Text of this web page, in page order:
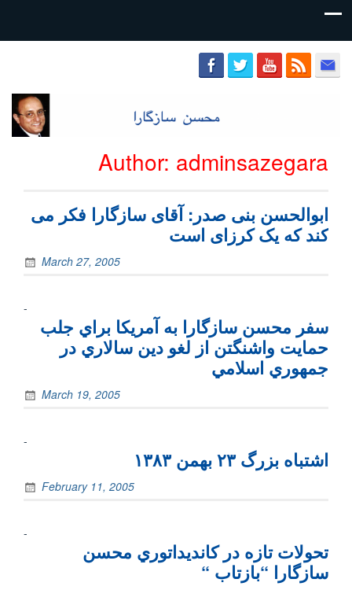
محسن
سازگارا
Author: adminsazegara
ابوالحسن بنی صدر: آقای سازگارا فکر می
کند که یک کرزای است
March 27, 2005
-
سفر محسن سازگارا به آمريكا براي جلب
حمايت واشنگتن از لغو دين سالاري در
جمهوري اسلامي
March 19, 2005
-
اشتباه بزرگ ٢٣ بهمن ١٣٨٣
February 11, 2005
-
تحولات تازه در كانديداتوري محسن
سازگارا “بازتاب “